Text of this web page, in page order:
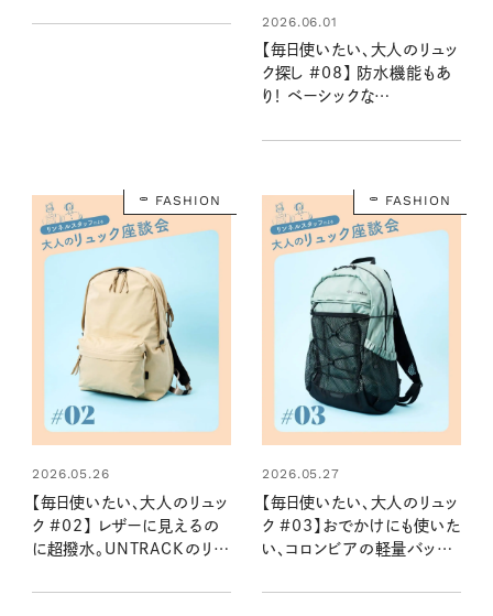
2026.06.01
【毎日使いたい、大人のリュッ
ク探し #08】 防水機能もあ
り！ ベーシックな
SUPPLY×BEAMSのデイパ
FASHION
2026.05.26
【毎日使いたい、大人のリュッ
ク #02】 レザーに見えるの
に超撥水。UNTRACKのリュ
FASHION
2026.05.27
【毎日使いたい、大人のリュッ
ク #03】おでかけにも使いた
い、コロンビアの軽量バック